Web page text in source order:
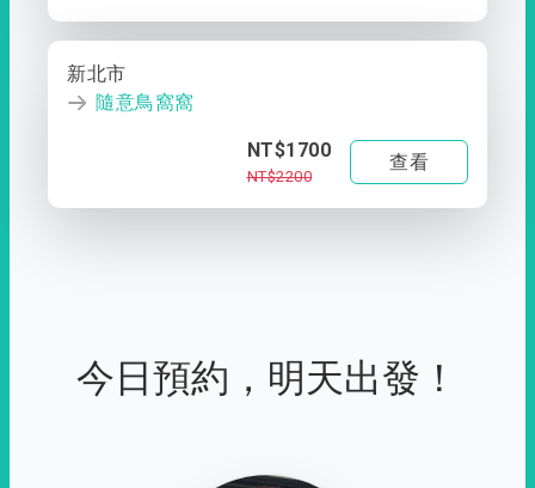
新北市
隨意鳥窩窩
NT$1700
NT$2200
查看
今日預約，明天出發！